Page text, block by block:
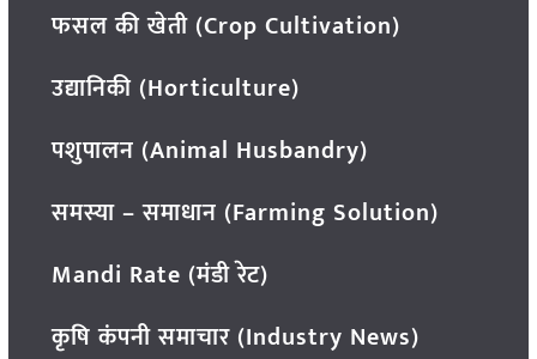
फसल की खेती (Crop Cultivation)
उद्यानिकी (Horticulture)
पशुपालन (Animal Husbandry)
समस्या – समाधान (Farming Solution)
Mandi Rate (मंडी रेट)
कृषि कंपनी समाचार (Industry News)